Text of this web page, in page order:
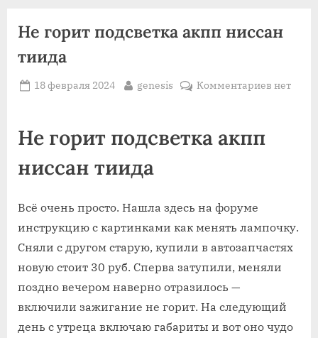
Не горит подсветка акпп ниссан
тиида
Posted
18 февраля 2024 By
genesis Комментариевкнет
Не горит подсветка акпп
ниссан тиида
Всё очень просто. Нашла здесь на форуме
инструкцию с картинками как менять лампочку.
Сняли с другом старую, купили в автозапчастях
новую стоит 30 руб. Сперва затупили, меняли
поздно вечером наверно отразилось —
включили зажигание не горит. На следующий
день с утреца включаю габариты и вот оно чудо